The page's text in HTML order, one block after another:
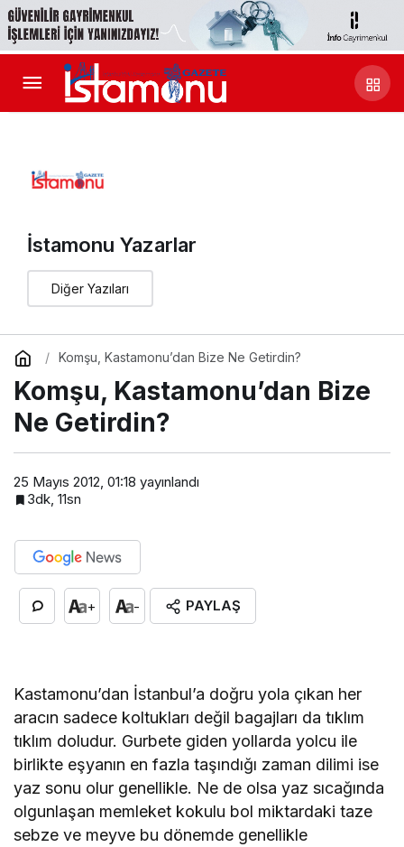
İstamonu Yazarlar
Diğer Yazıları
Komşu, Kastamonu’dan Bize Ne Getirdin?
Komşu, Kastamonu’dan Bize
Ne Getirdin?
25 Mayıs 2012, 01:18 yayınlandı
3dk, 11sn
+ - PAYLAŞ
Kastamonu’dan İstanbul’a doğru yola çıkan her
aracın sadece koltukları değil bagajları da tıklım
tıklım doludur. Gurbete giden yollarda yolcu ile
birlikte eşyanın en fazla taşındığı zaman dilimi ise
yaz sonu olur genellikle. Ne de olsa yaz sıcağında
olgunlaşan memleket kokulu bol miktardaki taze
sebze ve meyve bu dönemde genellikle